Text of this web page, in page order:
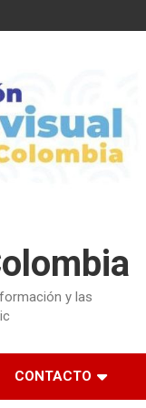
y las
CONTACTO